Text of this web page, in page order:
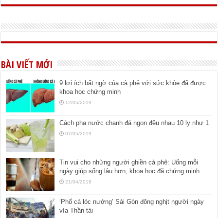
BÀI VIẾT MỚI
9 lợi ích bất ngờ của cà phê với sức khỏe đã được
khoa học chứng minh
12/05/2019
Cách pha nước chanh đá ngon đều nhau 10 ly như 1
07/05/2019
Tin vui cho những người ghiền cà phê: Uống mỗi
ngày giúp sống lâu hơn, khoa học đã chứng minh
21/04/2019
‘Phố cá lóc nướng’ Sài Gòn đông nghịt người ngày
vía Thần tài